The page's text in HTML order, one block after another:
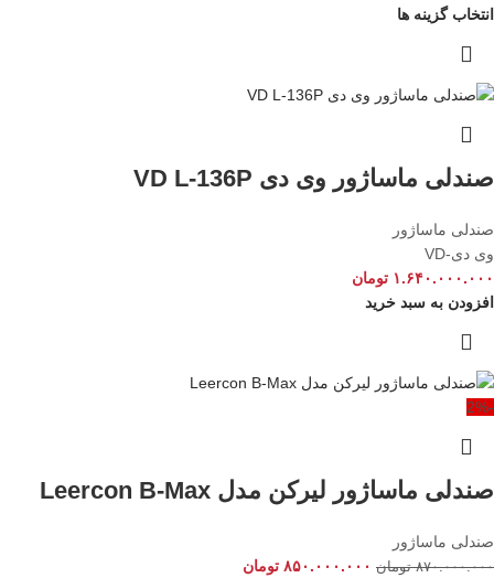
انتخاب گزینه ها
صندلی ماساژور وی دی VD L-136P
صندلی ماساژور
وی دی-VD
۱.۶۴۰.۰۰۰.۰۰۰ تومان
افزودن به سبد خرید
-2%
صندلی ماساژور لیرکن مدل Leercon B-Max
صندلی ماساژور
۸۷۰.۰۰۰.۰۰۰ تومان ۸۵۰.۰۰۰.۰۰۰ تومان